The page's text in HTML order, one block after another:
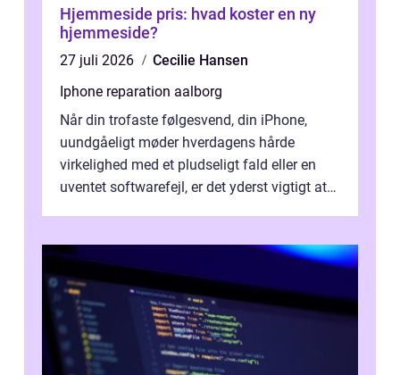
Hjemmeside pris: hvad koster en ny
hjemmeside?
27 juli 2026
Cecilie Hansen
Iphone reparation aalborg
Når din trofaste følgesvend, din iPhone,
uundgåeligt møder hverdagens hårde
virkelighed med et pludseligt fald eller en
uventet softwarefejl, er det yderst vigtigt at